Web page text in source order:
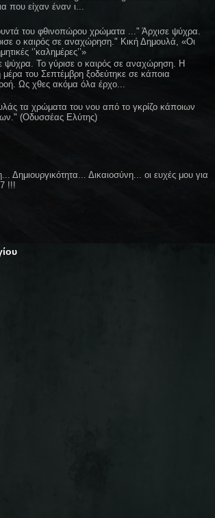
που είχαν έναν ι...
του φθινοπώρου χρώματα ..." Άρχισε ψύχρα.
ο καιρός σε αναχώρηση." Κική Δημουλά, «Οι
‘’καλημέρες’’»
ψύχρα. Το γύρισε ο καιρός σε αναχώρηση. Η
του Σεπτέμβρη ξοδεύτηκε σε κάποια
Ως χθες ακόμα όλα έρχο...
τα χρώματα του νου από το γκρίζο κάποιων
(Οδυσσέας Ελύτης)
Δημιουργικότητα... Δικαιοσύνη... οι ευχές μου για
!!!